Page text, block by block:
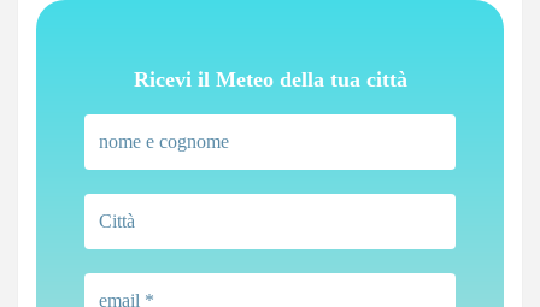
Ricevi il Meteo della tua città